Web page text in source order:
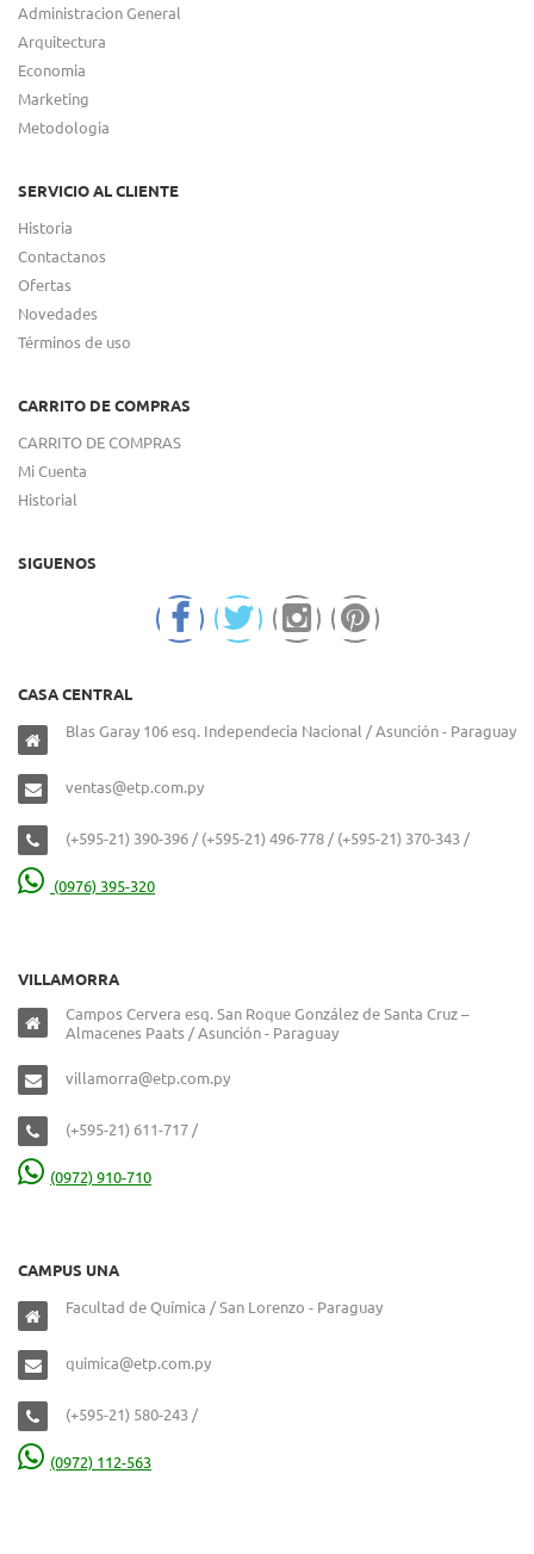
Administracion General
Arquitectura
Economia
Marketing
Metodologia
SERVICIO AL CLIENTE
Historia
Contactanos
Ofertas
Novedades
Términos de uso
CARRITO DE COMPRAS
CARRITO DE COMPRAS
Mi Cuenta
Historial
SIGUENOS
CASA CENTRAL
Blas Garay 106 esq. Independecia Nacional / Asunción - Paraguay
ventas@etp.com.py
(+595-21) 390-396 / (+595-21) 496-778 / (+595-21) 370-343 /
(0976) 395-320
VILLAMORRA
Campos Cervera esq. San Roque González de Santa Cruz –
Almacenes Paats / Asunción - Paraguay
villamorra@etp.com.py
(+595-21) 611-717 /
(0972) 910-710
CAMPUS UNA
Facultad de Química / San Lorenzo - Paraguay
quimica@etp.com.py
(+595-21) 580-243 /
(0972) 112-563